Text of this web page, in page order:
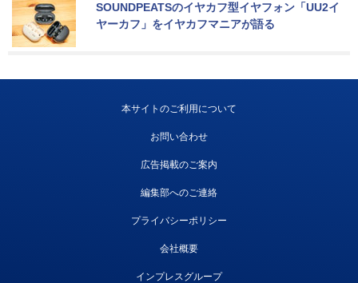
SOUNDPEATSのイヤカフ型イヤフォン「UU2イ
ヤーカフ」をイヤカフマニアが語る
本サイトのご利用について
お問い合わせ
広告掲載のご案内
編集部へのご連絡
プライバシーポリシー
会社概要
インプレスグループ